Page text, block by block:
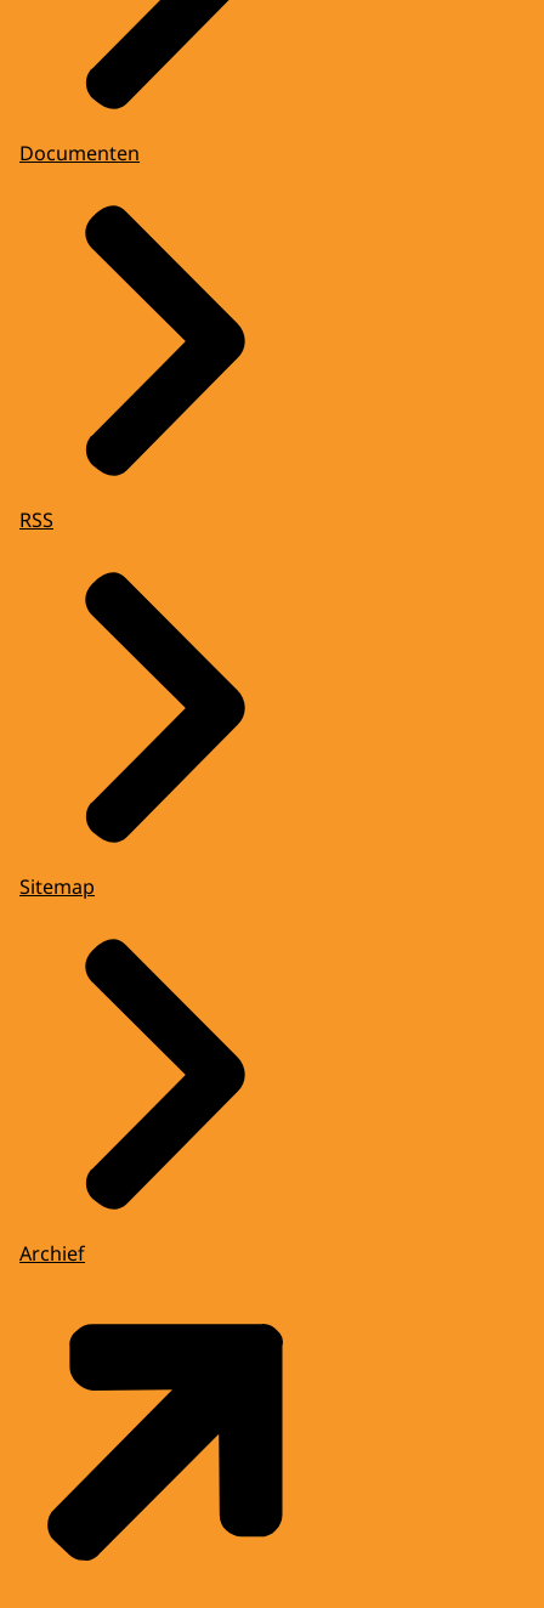
Documenten
RSS
Sitemap
Archief